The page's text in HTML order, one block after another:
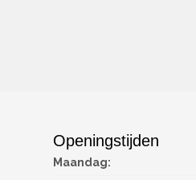
Openingstijden
Maandag: